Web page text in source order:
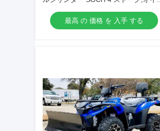
&空気冷却
最高 の 価格 を 入手 する